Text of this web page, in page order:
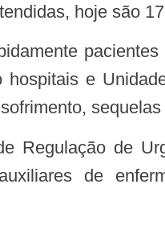
hoje são
e
de